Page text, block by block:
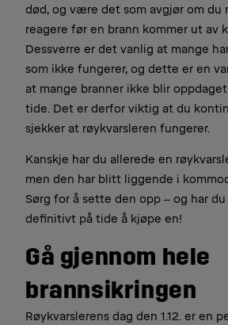
død, og være det som avgjør om du
reagere før en brann kommer ut av
Dessverre er det vanlig at mange
som ikke fungerer, og dette er en
at mange branner ikke blir
tide. Det er derfor viktig at du
sjekker at røykvarsleren fungerer.
Kanskje har du allerede en
men den har blitt liggende i
Sørg for å sette den opp ‒ og har
definitivt på tide å kjøpe en!
Gå gjennom hele
brannsikringen
Røykvarslerens dag den 1.12. er en